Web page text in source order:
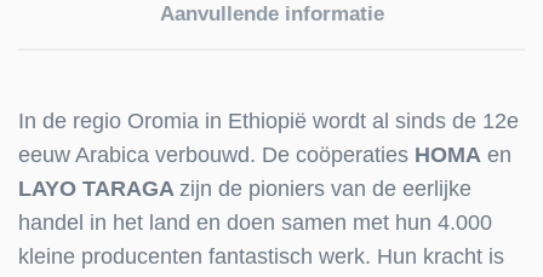
Aanvullende informatie
In de regio Oromia in Ethiopië wordt al sinds de 12e
eeuw Arabica verbouwd. De coöperaties HOMA en
LAYO TARAGA zijn de pioniers van de eerlijke
handel in het land en doen samen met hun 4.000
kleine producenten fantastisch werk. Hun kracht is